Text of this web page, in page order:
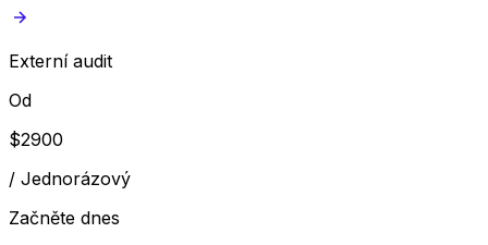
Externí audit
Od
$2900
/ Jednorázový
Začněte dnes